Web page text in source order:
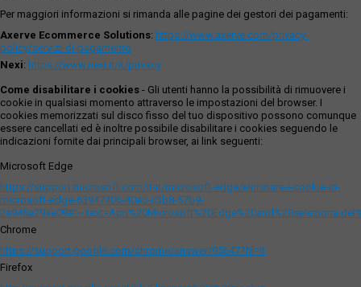
Per maggiori informazioni si rimanda alle pagine dei gestori dei pagamenti:
Axerve Ecommerce Solutions: https://www.axerve.com/privacy-
policy/servizi-di-pagamento
Nexi: https://www.nexi.it/it/privacy
Come disabilitare i cookies - Gli utenti hanno la possibilità di rimuovere i
cookie in qualsiasi momento attraverso le impostazioni del browser. I
cookies memorizzati sul disco fisso del tuo dispositivo possono comunque
essere cancellati ed è inoltre possibile disabilitare i cookies seguendo le
indicazioni fornite dai principali browser, ai link seguenti:
Microsoft Edge
https://support.microsoft.com/it-it/microsoft-edge/eliminare-i-cookie-in-
microsoft-edge-63947406-40ac-c3b8-57b9-
Chrome
https://support.google.com/chrome/answer/95647?hl=it
Firefox